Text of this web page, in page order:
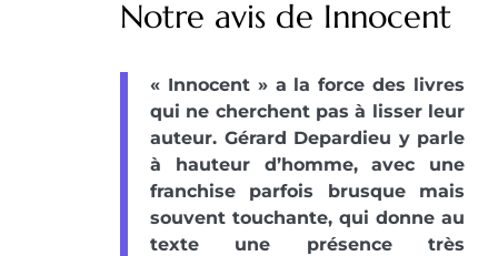
Notre avis de Innocent
« Innocent » a la force des livres
qui ne cherchent pas à lisser leur
auteur. Gérard Depardieu y parle
à hauteur d’homme, avec une
franchise parfois brusque mais
souvent touchante, qui donne au
texte une présence très